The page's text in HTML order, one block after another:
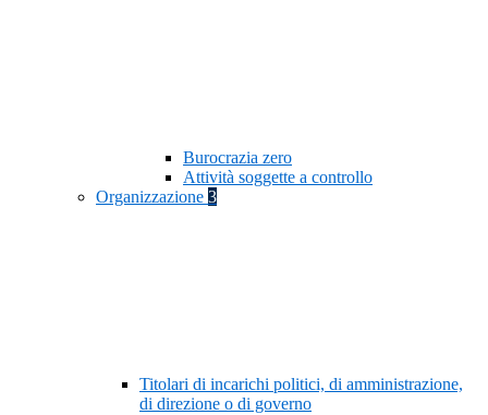
Burocrazia zero
Attività soggette a controllo
Organizzazione 3
Titolari di incarichi politici, di amministrazione,
di direzione o di governo